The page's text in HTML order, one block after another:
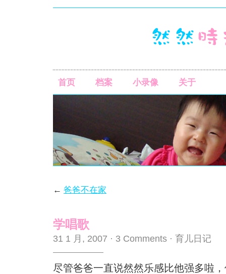
首页 档案 小录像 关于
← 爸爸不在家
学唱歌
31 1 月, 2007 · 3 Comments · 育儿日记
尽管爸爸一直说然然乐感比他强多啦